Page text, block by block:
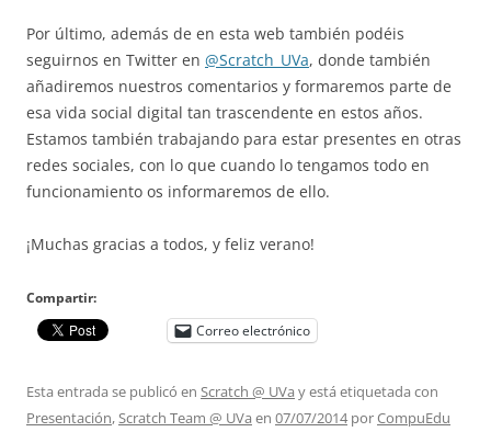
Por último, además de en esta web también podéis
seguirnos en Twitter en @Scratch_UVa, donde también
añadiremos nuestros comentarios y formaremos parte de
esa vida social digital tan trascendente en estos años.
Estamos también trabajando para estar presentes en otras
redes sociales, con lo que cuando lo tengamos todo en
funcionamiento os informaremos de ello.
¡Muchas gracias a todos, y feliz verano!
Compartir:
Correo electrónico
Esta entrada se publicó en Scratch @ UVa y está etiquetada con
Presentación, Scratch Team @ UVa en 07/07/2014porCompuEdu